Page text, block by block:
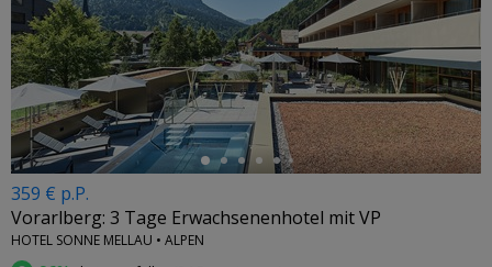
←
359 € p.P.
Vorarlberg: 3 Tage Erwachsenenhotel mit VP
HOTEL SONNE MELLAU • ALPEN